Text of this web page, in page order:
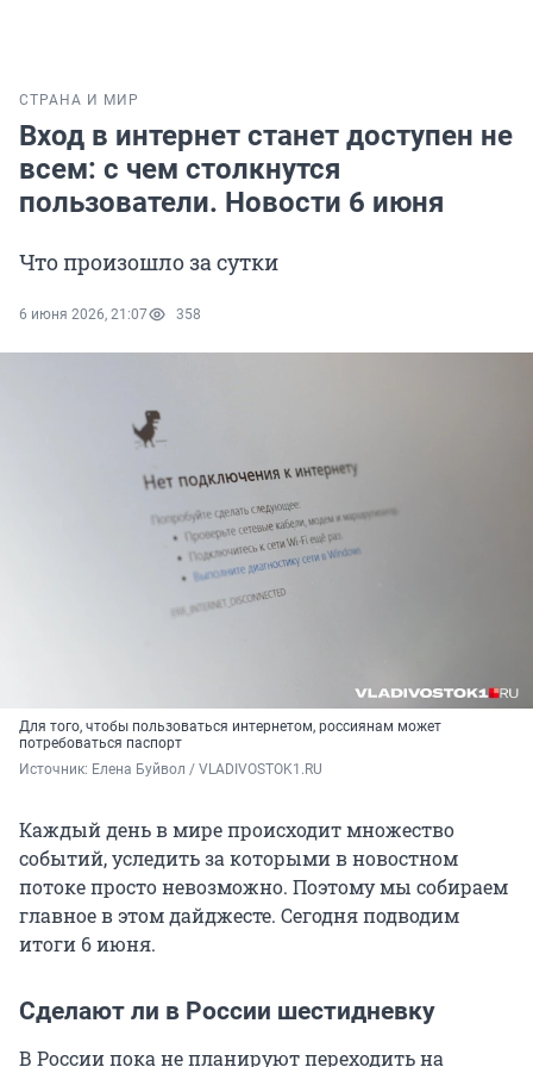
СТРАНА И МИР
Вход в интернет станет доступен не
всем: с чем столкнутся
пользователи. Новости 6 июня
Что произошло за сутки
6 июня 2026, 21:07 358
Для того, чтобы пользоваться интернетом, россиянам может
потребоваться паспорт
Источник: Елена Буйвол / VLADIVOSTOK1.RU
Каждый день в мире происходит множество
событий, уследить за которыми в новостном
потоке просто невозможно. Поэтому мы собираем
главное в этом дайджесте. Сегодня подводим
итоги 6 июня.
Сделают ли в России шестидневку
В России пока не планируют переходить на